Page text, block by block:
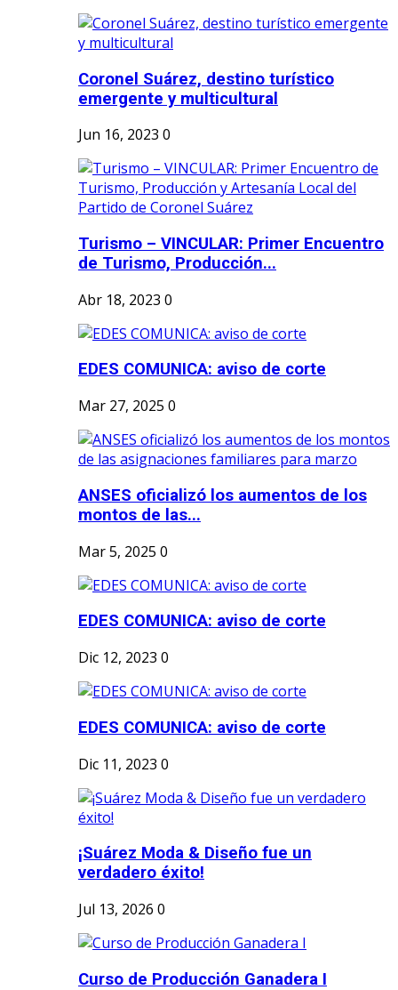
Coronel Suárez, destino turístico
emergente y multicultural
Jun 16, 2023 0
Turismo – VINCULAR: Primer Encuentro
de Turismo, Producción...
Abr 18, 2023 0
EDES COMUNICA: aviso de corte
Mar 27, 2025 0
ANSES oficializó los aumentos de los
montos de las...
Mar 5, 2025 0
EDES COMUNICA: aviso de corte
Dic 12, 2023 0
EDES COMUNICA: aviso de corte
Dic 11, 2023 0
¡Suárez Moda & Diseño fue un
verdadero éxito!
Jul 13, 2026 0
Curso de Producción Ganadera I